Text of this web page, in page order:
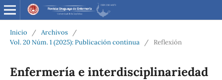
Inicio / Archivos
/
Vol. 20 Núm. 1 (2025): Publicación continua
/ Reflexión
Enfermería e interdisciplinariedad